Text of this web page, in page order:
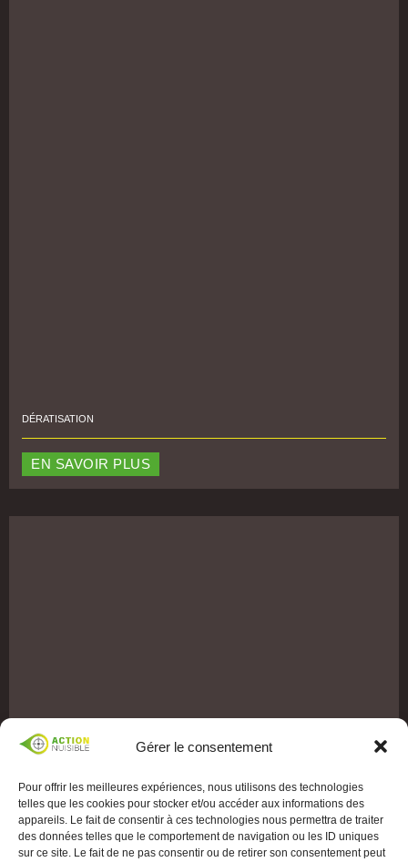
Gérer le consentement
Pour offrir les meilleures expériences, nous utilisons des technologies
telles que les cookies pour stocker et/ou accéder aux informations des
appareils. Le fait de consentir à ces technologies nous permettra de traiter
des données telles que le comportement de navigation ou les ID uniques
sur ce site. Le fait de ne pas consentir ou de retirer son consentement peut
DÉRATISATION
EN SAVOIR PLUS